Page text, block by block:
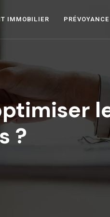
IMMOBILIER
?